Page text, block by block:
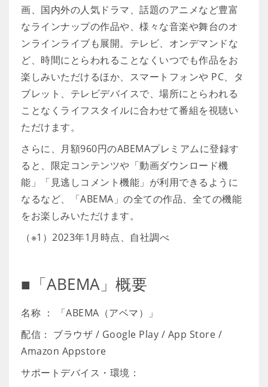
画、国内外の人気ドラマ、話題のアニメなど豊富
なラインナップの作品や、様々な音楽や舞台のオ
ンラインライブも展開。テレビ、オンデマンドな
ど、時間にとらわれることなくいつでも作品をお
楽しみいただけるほか、スマートフォンや PC、タ
ブレット、テレビデバイスで、場所にとらわれる
ことなくライフスタイルに合わせて番組を視聴い
ただけます。
さらに、月額960円のABEMAプレミアムに登録す
ると、限定コンテンツや「動画ダウンロード機
能」「見逃しコメント機能」が利用できるように
なるなど、「ABEMA」の全ての作品、全ての機能
をお楽しみいただけます。
（※1）2023年1月時点、自社調べ
■「ABEMA」概要
名称 ： 「ABEMA（アベマ）」
配信： ブラウザ / Google Play / App Store /
Amazon Appstore
サポートデバイス・環境：